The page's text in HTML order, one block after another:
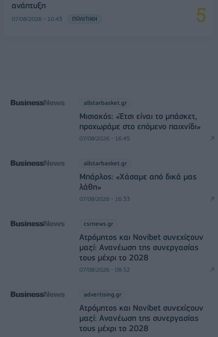
ανάπτυξη
07/08/2026 - 10:43 ΠΟΛΙΤΙΚΗ
allstarbasket.gr
Μισιακός: «Έτσι είναι το μπάσκετ,
προχωράμε στο επόμενο παιχνίδι»
07/08/2026 - 16:45
allstarbasket.gr
Μπάρλος: «Χάσαμε από δικά μας
λάθη»
07/08/2026 - 16:33
csrnews.gr
Ατρόμητος και Novibet συνεχίζουν
μαζί: Ανανέωση της συνεργασίας
τους μέχρι το 2028
07/08/2026 - 08:52
advertising.gr
Ατρόμητος και Novibet συνεχίζουν
μαζί: Ανανέωση της συνεργασίας
τους μέχρι το 2028